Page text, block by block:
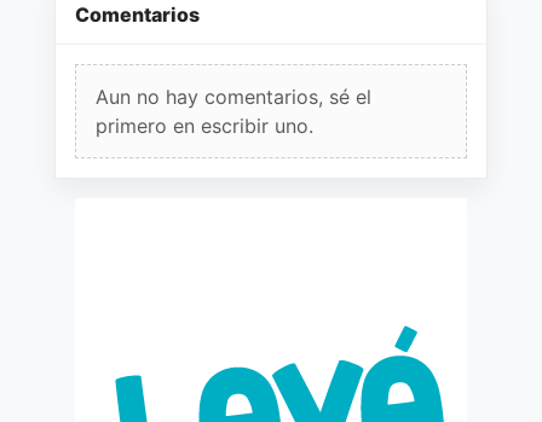
Comentarios
Aun no hay comentarios, sé el
primero en escribir uno.